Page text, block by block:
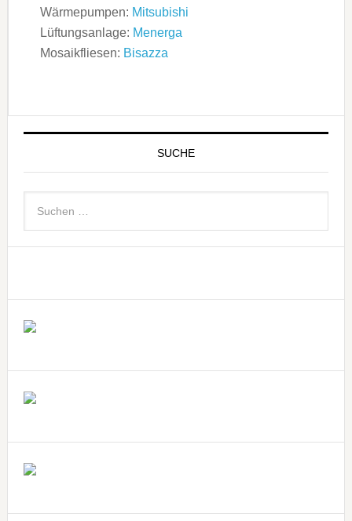
Wärmepumpen: Mitsubishi
Lüftungsanlage: Menerga
Mosaikfliesen: Bisazza
SUCHE